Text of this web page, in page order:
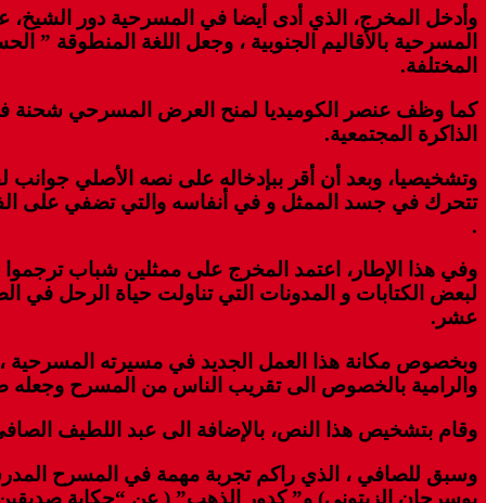
وأدخل المخرج، الذي أدى أيضا في المسرحية دور الشيخ،
المسرحية بالأقاليم الجنوبية ، وجعل اللغة المنطوقة ”
المختلفة.
كما وظف عنصر الكوميديا لمنح العرض المسرحي شحنة
الذاكرة المجتمعية.
وتشخيصيا، وبعد أن أقر ببإدخاله على نصه الأصلي
تتحرك في جسد الممثل و في أنفاسه والتي تضفي على
.
وفي هذا الإطار، اعتمد المخرج على ممثلين شباب
لبعض الكتابات و المدونات التي تناولت حياة الرحل في
عشر.
وبخصوص مكانة هذا العمل الجديد في مسيرته المسرحية ،
والرامية بالخصوص الى تقريب الناس من المسرح وجعله
وقام بتشخيص هذا النص، بالإضافة الى عبد اللطيف
بوسرحان الزيتوني) و” كدور الذهب” ( عن “حكاية